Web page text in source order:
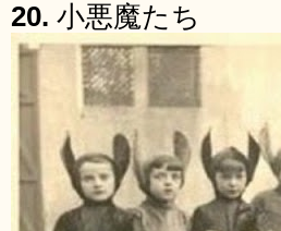
20. 小悪魔たち